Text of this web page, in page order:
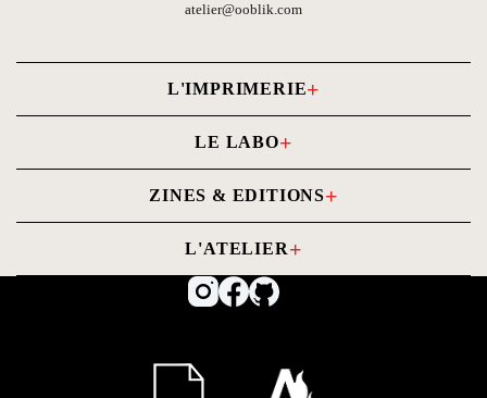
atelier@ooblik.com
L'IMPRIMERIE
Carnets photo
Livres photo
Cartes
Imprimer mon PDF
LE LABO
Tirages photo
Tirages d'Art
Contrecollage
Numérisation
ZINES & EDITIONS
Commander un Zine
L'ATELIER
Notre histoire
Conditions Générales de Vente (CGV)
Politique de confidentialité